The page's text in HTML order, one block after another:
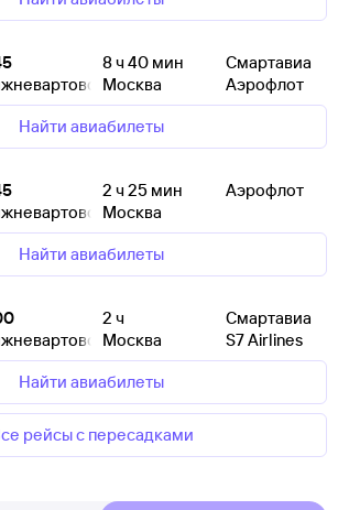
8ч 40 мин
Москва
Смартавиа
Аэрофлот
Найти авиабилеты
2 ч 25 мин
Москва
Аэрофлот
Найти авиабилеты
2 ч
Москва
Смартавиа
S7 Airlines
Найти авиабилеты
рейсы с пересадками